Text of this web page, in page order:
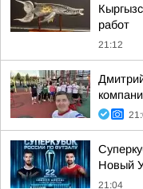
работ
21:12
Новый
21:04